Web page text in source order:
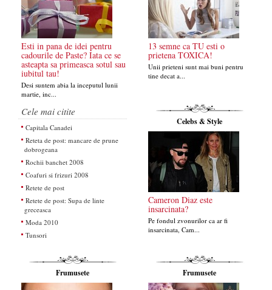
Esti in pana de idei pentru
cadourile de Paste? Iata ce se
asteapta sa primeasca sotul sau
iubitul tau!
Desi suntem abia la inceputul lunii
martie, inc...
13 semne ca TU esti o
prietena TOXICA!
Unii prieteni sunt mai buni pentru
tine decat a...
Cele mai citite
Capitala Canadei
Reteta de post: mancare de prune
dobrogeana
Rochii banchet 2008
Coafuri si frizuri 2008
Retete de post
Retete de post: Supa de linte
greceasca
Moda 2010
Tunsori
Celebs & Style
Cameron Diaz este
insarcinata?
Pe fondul zvonurilor ca ar fi
insarcinata, Cam...
Frumusete Frumusete